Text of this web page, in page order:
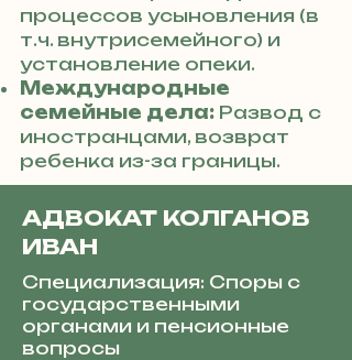
процессов усыновления (в
т.ч. внутрисемейного) и
установление опеки.
Международные
семейные дела: Развод с
иностранцами, возврат
ребенка из-за границы.
АДВОКАТ КОЛГАНОВ
ИВАН
Специализация: Споры с
государственными
органами и пенсионные
вопросы